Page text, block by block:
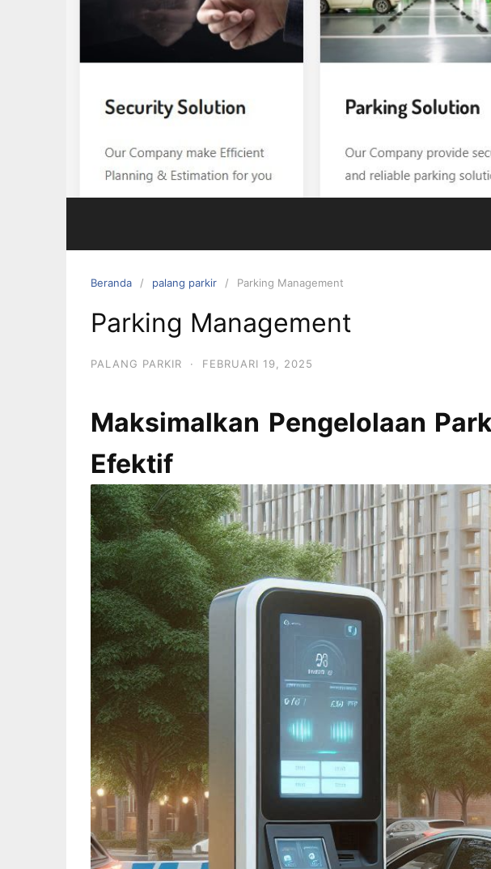
Beranda palang parkir Parking Management
Parking Management
PALANG PARKIR · FEBRUARI 19, 2025
Maksimalkan Pengelolaan
Efektif